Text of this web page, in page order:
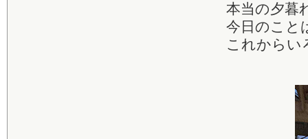
本当の夕暮
今日のこと
これからい